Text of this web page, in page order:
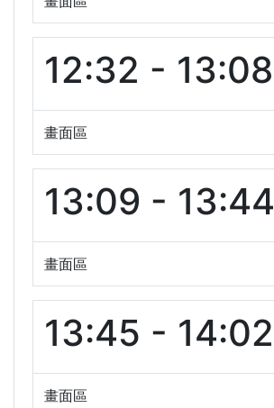
12:32 - 13:08
畫面區
13:09 - 13:44
畫面區
13:45 - 14:02
畫面區